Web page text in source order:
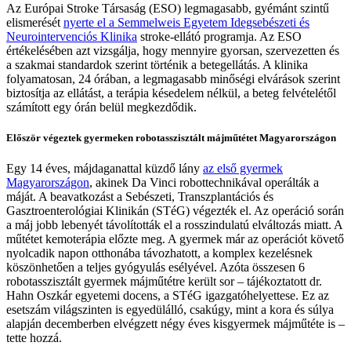
Az Európai Stroke Társaság (ESO) legmagasabb, gyémánt szintű
elismerését nyerte el a Semmelweis Egyetem Idegsebészeti és
Neurointervenciós Klinika stroke-ellátó programja. Az ESO
értékelésében azt vizsgálja, hogy mennyire gyorsan, szervezetten és
a szakmai standardok szerint történik a betegellátás. A klinika
folyamatosan, 24 órában, a legmagasabb minőségi elvárások szerint
biztosítja az ellátást, a terápia késedelem nélkül, a beteg felvételétől
számított egy órán belül megkezdődik.
Először végeztek gyermeken robotasszisztált májműtétet Magyarországon
Egy 14 éves, májdaganattal küzdő lány az első gyermek
Magyarországon, akinek Da Vinci robottechnikával operálták a
máját. A beavatkozást a Sebészeti, Transzplantációs és
Gasztroenterológiai Klinikán (STéG) végezték el. Az operáció során
a máj jobb lebenyét távolították el a rosszindulatú elváltozás miatt. A
műtétet kemoterápia előzte meg. A gyermek már az operációt követő
nyolcadik napon otthonába távozhatott, a komplex kezelésnek
köszönhetően a teljes gyógyulás esélyével. Azóta összesen 6
robotasszisztált gyermek májműtétre került sor – tájékoztatott dr.
Hahn Oszkár egyetemi docens, a STéG igazgatóhelyettese. Ez az
esetszám világszinten is egyedülálló, csakúgy, mint a kora és súlya
alapján decemberben elvégzett négy éves kisgyermek májműtéte is –
tette hozzá.